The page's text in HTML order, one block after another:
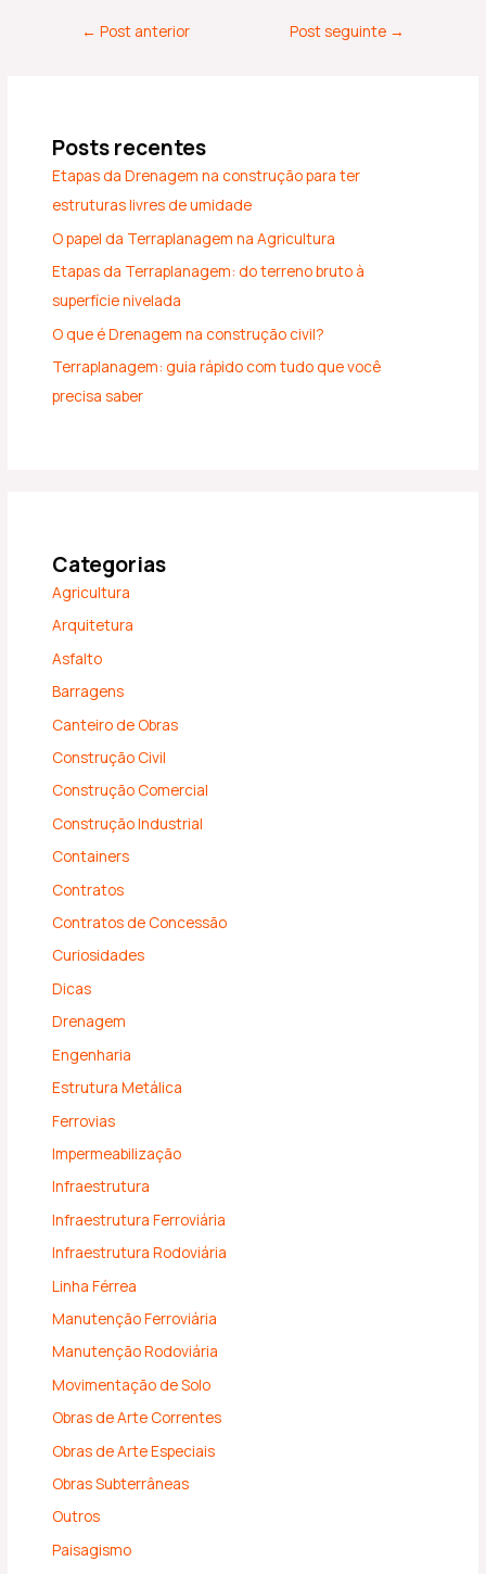
← Post anterior Post seguinte →
Posts recentes
Etapas da Drenagem na construção para ter
estruturas livres de umidade
O papel da Terraplanagem na Agricultura
Etapas da Terraplanagem: do terreno bruto à
superfície nivelada
O que é Drenagem na construção civil?
Terraplanagem: guia rápido com tudo que você
precisa saber
Categorias
Agricultura
Arquitetura
Asfalto
Barragens
Canteiro de Obras
Construção Civil
Construção Comercial
Construção Industrial
Containers
Contratos
Contratos de Concessão
Curiosidades
Dicas
Drenagem
Engenharia
Estrutura Metálica
Ferrovias
Impermeabilização
Infraestrutura
Infraestrutura Ferroviária
Infraestrutura Rodoviária
Linha Férrea
Manutenção Ferroviária
Manutenção Rodoviária
Movimentação de Solo
Obras de Arte Correntes
Obras de Arte Especiais
Obras Subterrâneas
Outros
Paisagismo